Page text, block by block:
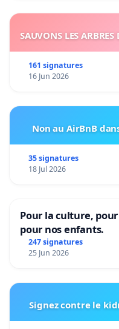
SAUVONS LES
161 signatures
16 Jun 2026
Non au AirBnB
35 signatures
18 Jul 2026
Pour la culture,
pour nos enfants.
247 signatures
25 Jun 2026
Signez contre le